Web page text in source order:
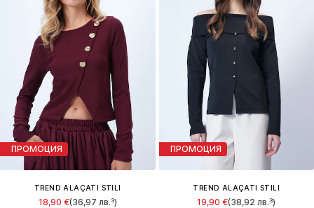
ПРОМОЦИЯ
TREND ALAÇATI STILI
18,90 €(36,97 лв.³)
ПРОМОЦИЯ
TREND ALAÇATI STILI
19,90 €(38,92 лв.³)